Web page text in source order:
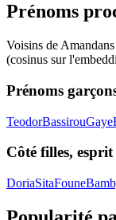
Prénoms
Voisins de Aman
(cosinus sur
Prénoms
TeodorBassirouGaye
Côté filles,
DoriaSitaFoune